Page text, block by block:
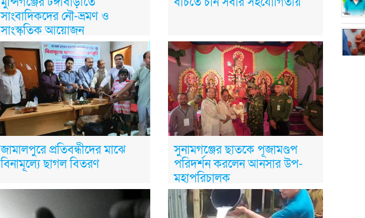
সাংবাদিকদের নৌ-ভ্রমণ ও
সাংস্কৃতিক আয়োজন
জামালপুরে প্রতিবন্ধীদের মাঝে
বিনামূল্যে ছাগল বিতরণ
সুনামগঞ্জের ছাতকে পূজামণ্ডপ
পরিদর্শন করলেন আনসার উপ-
মহাপরিচালক